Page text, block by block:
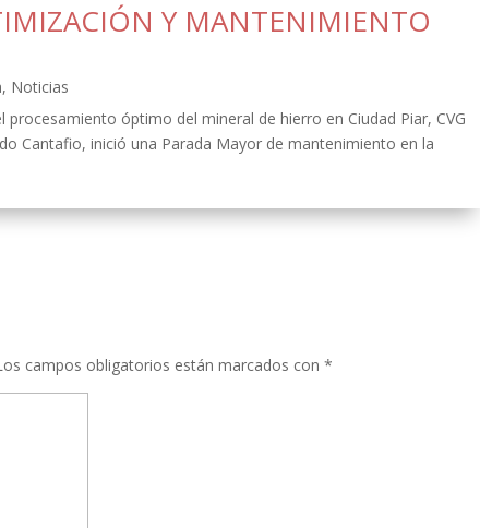
Y MANTENIMIENTO
, Noticias
óptimo del mineral de hierro en Ciudad Piar, CVG
Cantafio, inició una Parada Mayor de mantenimiento en la
campos obligatorios están marcados con*